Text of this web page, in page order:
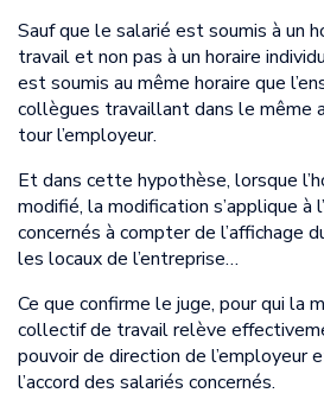
Sauf que le salarié est soumis à un
travail et non pas à un horaire
est soumis au même horaire que
collègues travaillant dans le même
tour l’employeur.
Et dans cette hypothèse, lorsque
modifié, la modification s’applique à
concernés à compter de l’affichage
les locaux de l’entreprise…
Ce que confirme le juge, pour qui la
collectif de travail relève
pouvoir de direction de l’employeur
l’accord des salariés concernés.